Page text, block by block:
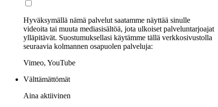
Hyväksymällä nämä palvelut saatamme näyttää sinulle
videoita tai muuta mediasisältöä, jota ulkoiset palveluntarjoajat
ylläpitävät. Suostumuksellasi käytämme tällä verkkosivustolla
seuraavia kolmannen osapuolen palveluja:
Vimeo, YouTube
Välttämättömät
Aina aktiivinen